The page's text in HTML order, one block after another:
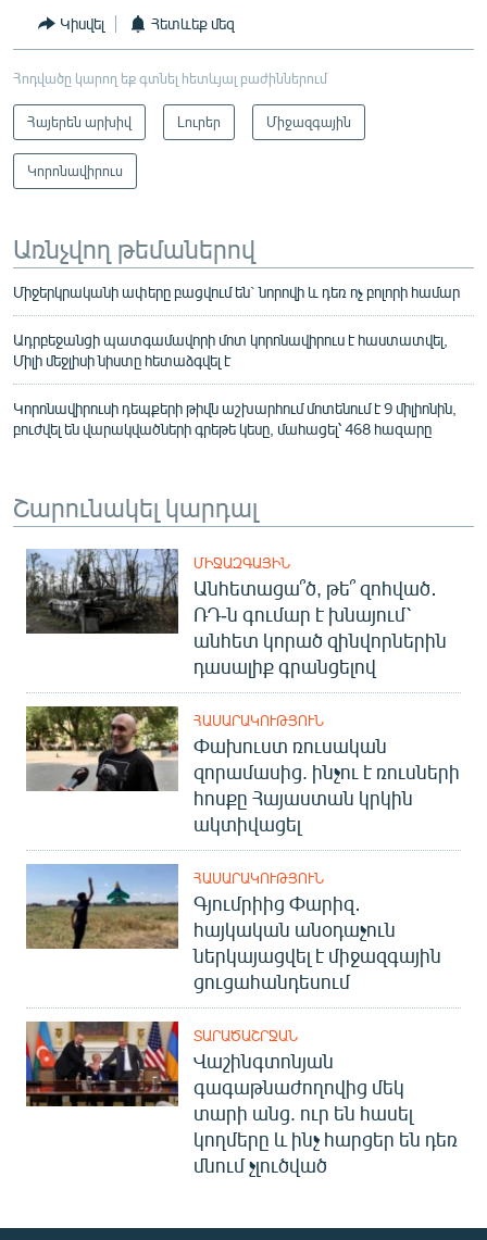
Կիսվել Հետևեք մեզ
Հոդվածը կարող եք գտնել հետևյալ բաժիններում
Հայերեն արխիվ Լուրեր Միջազգային
Կորոնավիրուս
Առնչվող թեմաներով
Միջերկրականի ափերը բացվում են` նորովի և դեռ ոչ բոլորի համար
Ադրբեջանցի պատգամավորի մոտ կորոնավիրուս է հաստատվել,
Միլի մեջլիսի նիստը հետաձգվել է
Կորոնավիրուսի դեպքերի թիվն աշխարհում մոտենում է 9 միլիոնին,
բուժվել են վարակվածների գրեթե կեսը, մահացել՝ 468 հազարը
Շարունակել կարդալ
ՄԻՋԱԶԳԱՅԻՆ
Անհետացա՞ծ, թե՞ զոհված․
ՌԴ-ն գումար է խնայում՝
անհետ կորած զինվորներին
դասալիք գրանցելով
ՀԱՍԱՐԱԿՈՒԹՅՈՒՆ
Փախուստ ռուսական
զորամասից. ինչու է ռուսների
հոսքը Հայաստան կրկին
ակտիվացել
ՀԱՍԱՐԱԿՈՒԹՅՈՒՆ
Գյումրիից Փարիզ․
հայկական անօդաչուն
ներկայացվել է միջազգային
ցուցահանդեսում
ՏԱՐԱԾԱՇՐՋԱՆ
Վաշինգտոնյան
գագաթնաժողովից մեկ
տարի անց. ուր են հասել
կողմերը և ինչ հարցեր են դեռ
մնում չլուծված